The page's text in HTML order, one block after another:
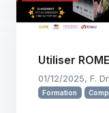
Utiliser
01/12/2025, F.
Formation